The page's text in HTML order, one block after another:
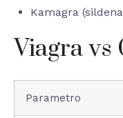
Kamagra
Viagra vs
Parametro